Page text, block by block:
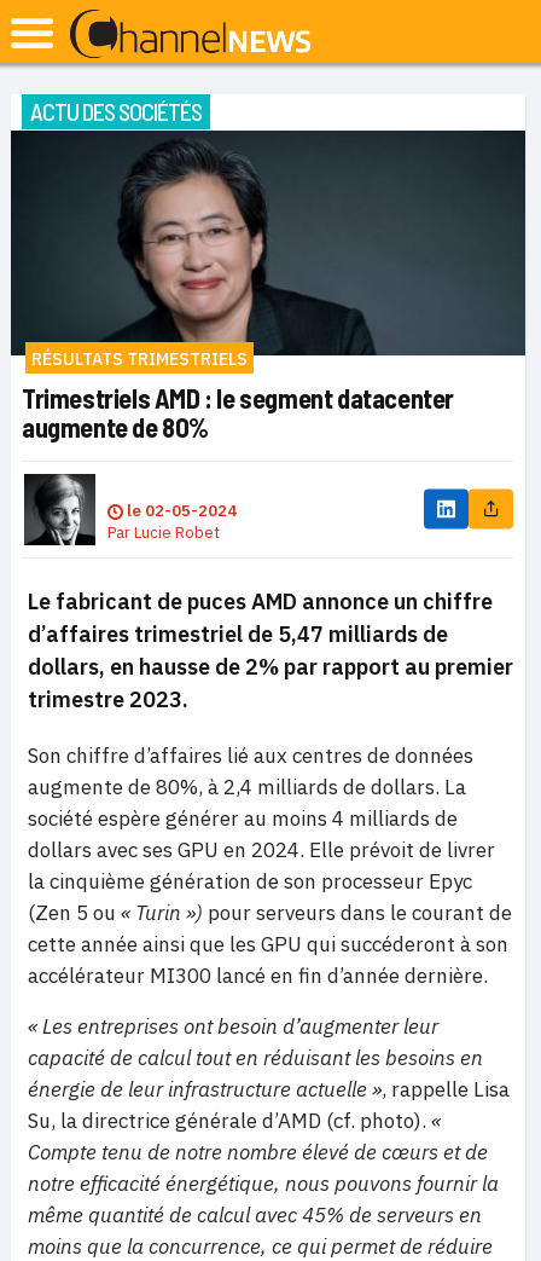
ACTU DES SOCIÉTÉS
RÉSULTATS TRIMESTRIELS
Trimestriels AMD : le segment datacenter
augmente de 80%
le 02-05-2024
ParLucie Robet
Le fabricant de puces AMD annonce un chiffre
d’affaires trimestriel de 5,47 milliards de
dollars, en hausse de 2% par rapport au premier
trimestre 2023.
Son chiffre d’affaires lié aux centres de données
augmente de 80%, à 2,4 milliards de dollars. La
société espère générer au moins 4 milliards de
dollars avec ses GPU en 2024. Elle prévoit de livrer
la cinquième génération de son processeur Epyc
(Zen 5 ou « Turin ») pour serveurs dans le courant de
cette année ainsi que les GPU qui succéderont à son
accélérateur MI300 lancé en fin d’année dernière.
« Les entreprises ont besoin d’augmenter leur
capacité de calcul tout en réduisant les besoins en
énergie de leur infrastructure actuelle », rappelle Lisa
Su, la directrice générale d’AMD (cf. photo). «
Compte tenu de notre nombre élevé de cœurs et de
notre efficacité énergétique, nous pouvons fournir la
même quantité de calcul avec 45% de serveurs en
moins que la concurrence, ce qui permet de réduire